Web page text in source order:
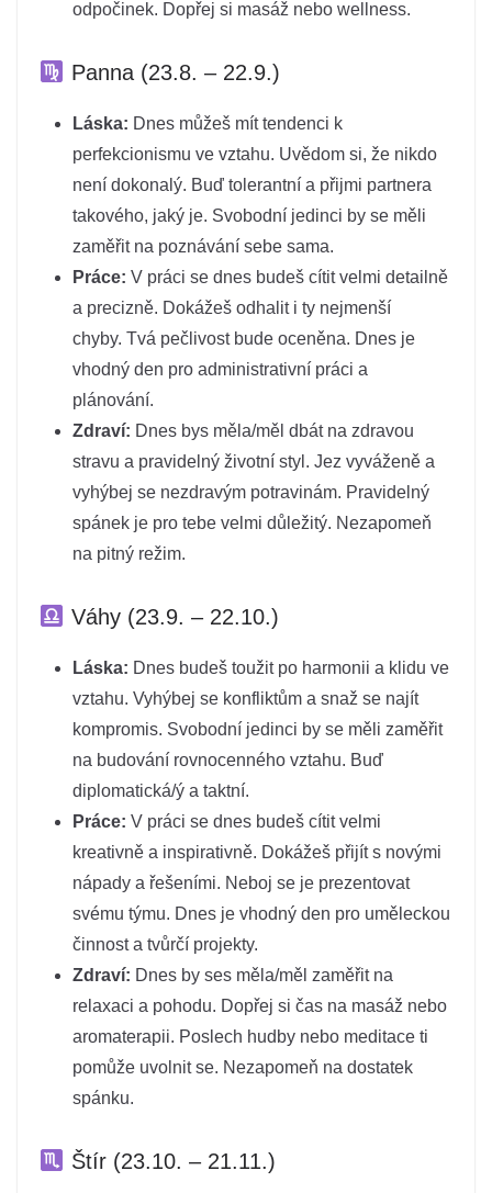
odpočinek. Dopřej si masáž nebo wellness.
Panna (23.8. – 22.9.)
Láska: Dnes můžeš mít tendenci k
perfekcionismu ve vztahu. Uvědom si, že nikdo
není dokonalý. Buď tolerantní a přijmi partnera
takového, jaký je. Svobodní jedinci by se měli
zaměřit na poznávání sebe sama.
Práce: V práci se dnes budeš cítit velmi detailně
a precizně. Dokážeš odhalit i ty nejmenší
chyby. Tvá pečlivost bude oceněna. Dnes je
vhodný den pro administrativní práci a
plánování.
Zdraví: Dnes bys měla/měl dbát na zdravou
stravu a pravidelný životní styl. Jez vyváženě a
vyhýbej se nezdravým potravinám. Pravidelný
spánek je pro tebe velmi důležitý. Nezapomeň
na pitný režim.
Váhy (23.9. – 22.10.)
Láska: Dnes budeš toužit po harmonii a klidu ve
vztahu. Vyhýbej se konfliktům a snaž se najít
kompromis. Svobodní jedinci by se měli zaměřit
na budování rovnocenného vztahu. Buď
diplomatická/ý a taktní.
Práce: V práci se dnes budeš cítit velmi
kreativně a inspirativně. Dokážeš přijít s novými
nápady a řešeními. Neboj se je prezentovat
svému týmu. Dnes je vhodný den pro uměleckou
činnost a tvůrčí projekty.
Zdraví: Dnes by ses měla/měl zaměřit na
relaxaci a pohodu. Dopřej si čas na masáž nebo
aromaterapii. Poslech hudby nebo meditace ti
pomůže uvolnit se. Nezapomeň na dostatek
spánku.
Štír (23.10. – 21.11.)